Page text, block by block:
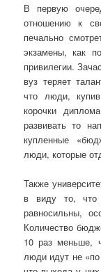
В первую
отношению к
печально
экзамены, как
привилегии.
вуз теряет
что люди,
корочки
развивать то
купленные
люди, которые
Также
в виду то, что
равносильны,
Количество
10 раз меньше,
люди идут не